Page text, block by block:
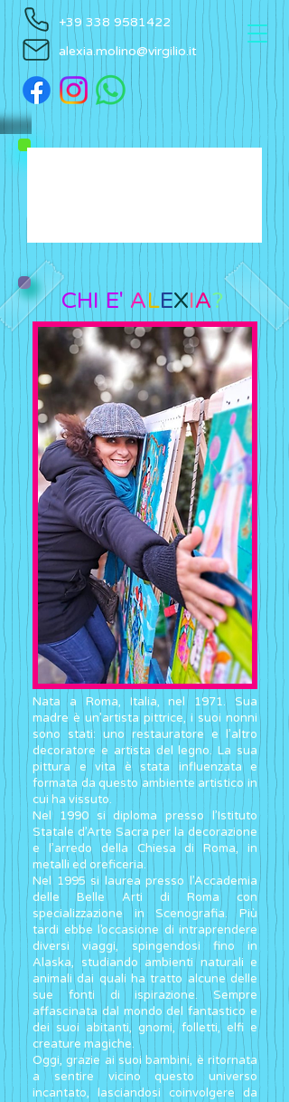
+39 338 9581422
alexia.molino@virgilio.it
CHI E' ALEXIA?
Nata a Roma, Italia, nel 1971. Sua
madre è un’artista pittrice, i suoi nonni
sono stati: uno restauratore e l’altro
decoratore e artista del legno. La sua
pittura e vita è stata influenzata e
formata da questo ambiente artistico in
cui ha vissuto.
Nel 1990 si diploma presso l’Istituto
Statale d’Arte Sacra per la decorazione
e l’arredo della Chiesa di Roma, in
metalli ed oreficeria.
Nel 1995 si laurea presso l’Accademia
delle Belle Arti di Roma con
specializzazione in Scenografia.​ Più
tardi ebbe l’occasione di intraprendere
diversi viaggi, spingendosi fino in
Alaska, studiando ambienti naturali e
animali dai quali ha tratto alcune delle
sue fonti di ispirazione. Sempre
affascinata dal mondo del fantastico e
dei suoi abitanti, gnomi, folletti, elfi e
creature magiche.
Oggi, grazie ai suoi bambini, è ritornata
a sentire vicino questo universo
incantato, lasciandosi coinvolgere da